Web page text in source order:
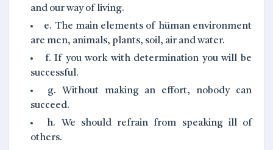
and our way of living.
e. The main elements of hüman environment
are men, animals, plants, soil, air and water.
f. If you work with determination you will be
successful.
g. Without making an effort, nobody can
succeed.
h. We should refrain from speaking ill of
others.